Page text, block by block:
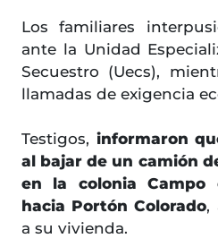
Los familiares
ante la Unidad
Secuestro (Uecs),
llamadas de exigencia
Testigos, informaron
al bajar de un camión
en la colonia
hacia Portón Colorado,
a su vivienda.